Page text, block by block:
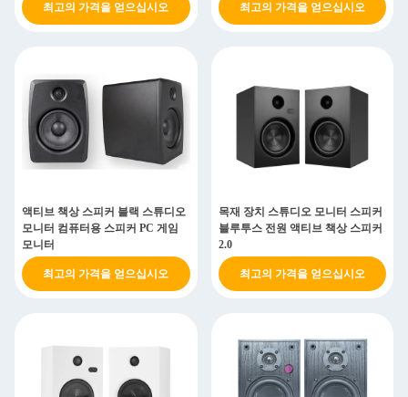
최고의 가격을 얻으십시오 최고의 가격을 얻으십시오
액티브 책상 스피커 블랙 스튜디오
모니터 컴퓨터용 스피커 PC 게임
모니터
최고의 가격을 얻으십시오
목재 장치 스튜디오 모니터 스피커
블루투스 전원 액티브 책상 스피커
2.0
최고의 가격을 얻으십시오